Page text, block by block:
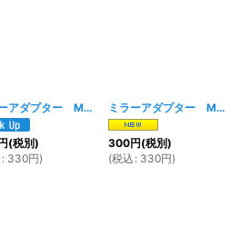
[1536w] ミラーアダプター M10逆→M10正 [1534w]
(税別)
: 330円)
ミラーアダプター M8逆→M8正
300円(税別)
(税込 : 330円)